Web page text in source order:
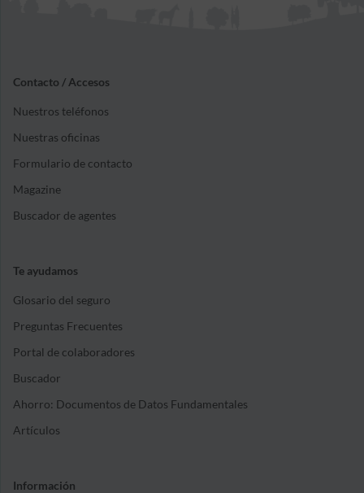
Contacto / Accesos
Nuestros teléfonos
Nuestras oficinas
Formulario de contacto
Magazine
Buscador de agentes
Te ayudamos
Glosario del seguro
Preguntas Frecuentes
Portal de colaboradores
Buscador
Ahorro: Documentos de Datos Fundamentales
Artículos
Información